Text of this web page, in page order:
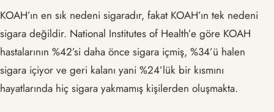
KOAH’ın en sık nedeni sigaradır, fakat KOAH’ın tek nedeni
sigara değildir. National Institutes of Health’e göre KOAH
hastalarının %42’si daha önce sigara içmiş, %34’ü halen
sigara içiyor ve geri kalanı yani %24’lük bir kısmını
hayatlarında hiç sigara yakmamış kişilerden oluşmakta.